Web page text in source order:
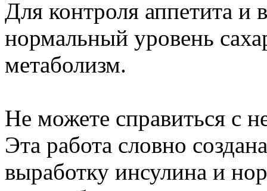
Для контроля аппетита и
нормальный уровень
метаболизм.
Не можете справиться с
Эта работа словно
выработку инсулина и